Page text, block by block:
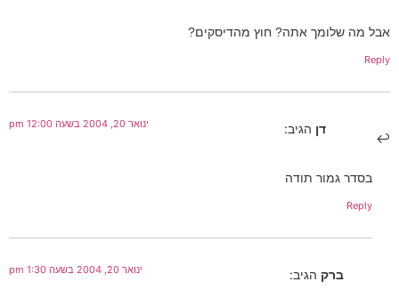
אבל מה שלומך אתה? חוץ מהדיסקים?
Reply
דן הגיב: ינואר 20, 2004 בשעה 12:00 pm
בסדר גמור תודה
Reply
ברק הגיב: ינואר 20, 2004 בשעה 1:30 pm